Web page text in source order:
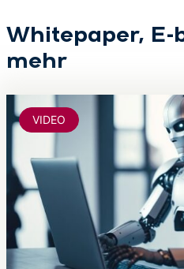
Whitepaper, E-
mehr
VIDEO